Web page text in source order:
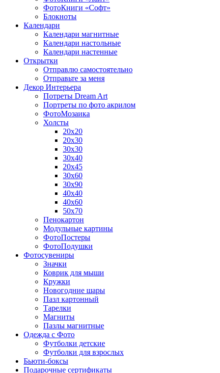
ФотоКниги «Софт»
Блокноты
Календари
Календари магнитные
Календари настольные
Календари настенные
Открытки
Отправлю самостоятельно
Отправьте за меня
Декор Интерьера
Потреты Dream Art
Портреты по фото акрилом
ФотоМозаика
Холсты
20х20
20х30
30х30
30х40
20х45
30х60
30х90
40х40
40х60
50х70
Пенокартон
Модульные картины
ФотоПостеры
ФотоПодушки
Фотоcувениры
Значки
Коврик для мыши
Кружки
Новогодние шары
Пазл картонный
Тарелки
Магниты
Пазлы магнитные
Одежда с Фото
Футболки детские
Футболки для взрослых
Бьюти-боксы
Подарочные сертификаты